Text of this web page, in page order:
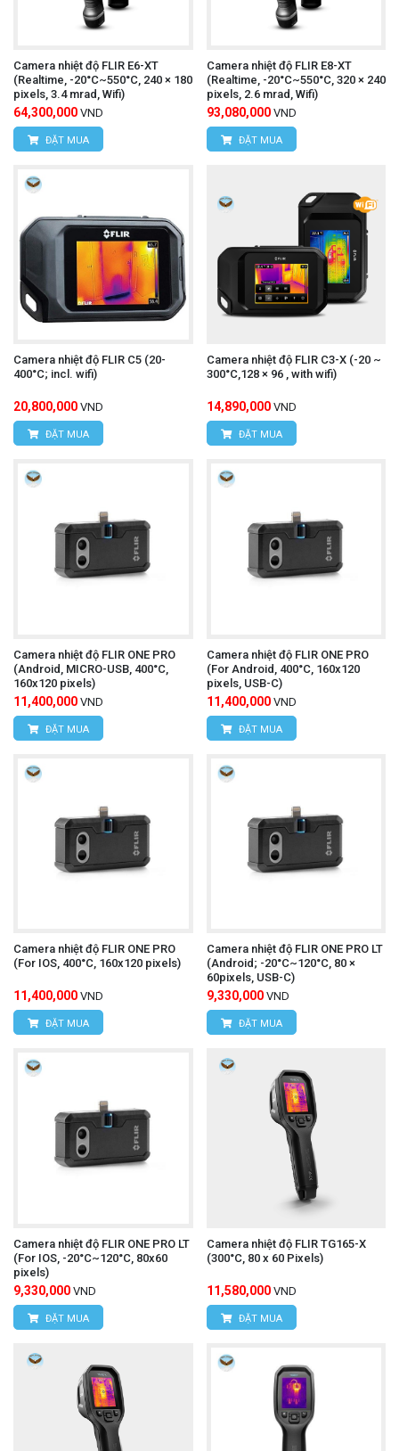
hiển thị hình ảnh nhiệt và giá trị nhiệt độ của vật
Lưu trữ dữ liệu: Lưu trữ hình ảnh nhiệt, video
nhiệt hoặc dữ liệu đo lường vào bộ nhớ máy hoặc
thẻ nhớ (nếu có).
Ampe kìm UNI-T UT216C
(AC/DC 600A,True RMS)
Để mua được
camera nhiệt độ UNI-T
quý khách hãy liên hệ trực tiếp với chúng tôi:
CÔNG TY TNHH THIẾT BỊ VÀ CÔNG NGHỆ
HÙNG NGUYÊN TECH - HÀ NỘI
Địa chỉ:
Số nhà 15, ngõ 85, Tân Xuân, Phường
Văn phòng giao dịch:Số nhà 20D, ngõ 16/28
Đỗ Xuân Hợp, Phường Mỹ Đình 1, Quận Nam
Từ Liêm, TP Hà Nội
vantien2307@gmail.com
Website:www.hungnguyentech.vn
HÙNG NGUYÊN TECH - TP HỒ CHÍ MINH
Kiên, Huyện Bình Chánh, Thành phố Hồ Chí
Minh
Điện thoại:
0934.616.395
Website:
www.hungnguyentech.vn
Camera nhiệt độ FLIR E6-XT
(Realtime, -20°C~550°C, 240 × 180
pixels, 3.4 mrad, Wifi)
64,300,000 VND
ĐẶT MUA
Camera nhiệt độ FLIR E8-XT
(Realtime, -20°C~550°C, 320 × 240
pixels, 2.6 mrad, Wifi)
93,080,000 VND
ĐẶT MUA
Camera nhiệt độ FLIR C5 (20-
400°C; incl. wifi)
20,800,000 VND
ĐẶT MUA
Camera nhiệt độ FLIR C3-X (-20 ~
300°C,128 × 96 , with wifi)
14,890,000 VND
ĐẶT MUA
Camera nhiệt độ FLIR ONE PRO
(Android, MICRO-USB, 400°C,
160x120 pixels)
11,400,000 VND
ĐẶT MUA
Camera nhiệt độ FLIR ONE PRO
(For Android, 400°C, 160x120
pixels, USB-C)
11,400,000 VND
ĐẶT MUA
Camera nhiệt độ FLIR ONE PRO
(For IOS, 400°C, 160x120 pixels)
11,400,000 VND
ĐẶT MUA
Camera nhiệt độ FLIR ONE PRO LT
(Android; -20°C~120°C, 80 ×
60pixels, USB-C)
9,330,000 VND
ĐẶT MUA
Camera nhiệt độ FLIR ONE PRO LT
(For IOS, -20°C~120°C, 80x60
pixels)
9,330,000 VND
ĐẶT MUA
Camera nhiệt độ FLIR TG165-X
(300°C, 80 x 60 Pixels)
11,580,000 VND
ĐẶT MUA